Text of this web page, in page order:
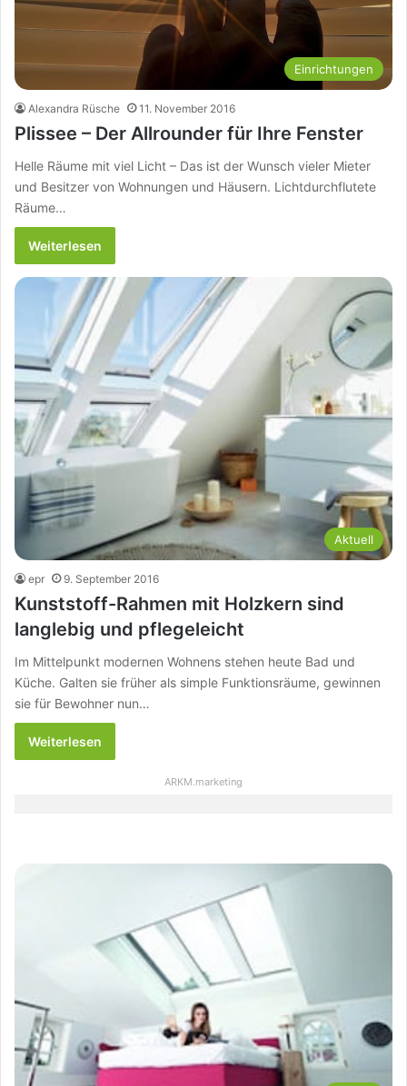
Einrichtungen
Alexandra Rüsche 11. November 2016
Plissee – Der Allrounder für Ihre Fenster
Helle Räume mit viel Licht – Das ist der Wunsch vieler Mieter
und Besitzer von Wohnungen und Häusern. Lichtdurchflutete
Räume…
Weiterlesen
Aktuell
epr 9. September 2016
Kunststoff-Rahmen mit Holzkern sind
langlebig und pflegeleicht
Im Mittelpunkt modernen Wohnens stehen heute Bad und
Küche. Galten sie früher als simple Funktionsräume, gewinnen
sie für Bewohner nun…
Weiterlesen
ARKM.marketing